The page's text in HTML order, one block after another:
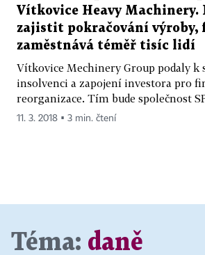
Vítkovice Heavy Machinery.
zajistit pokračování výroby,
zaměstnává téměř tisíc lidí
Vítkovice Mechinery Group podaly k
insolvenci a zapojení investora pro
reorganizace. Tím bude společnost
11. 3. 2018 ▪ 3 min. čtení
Téma: daně